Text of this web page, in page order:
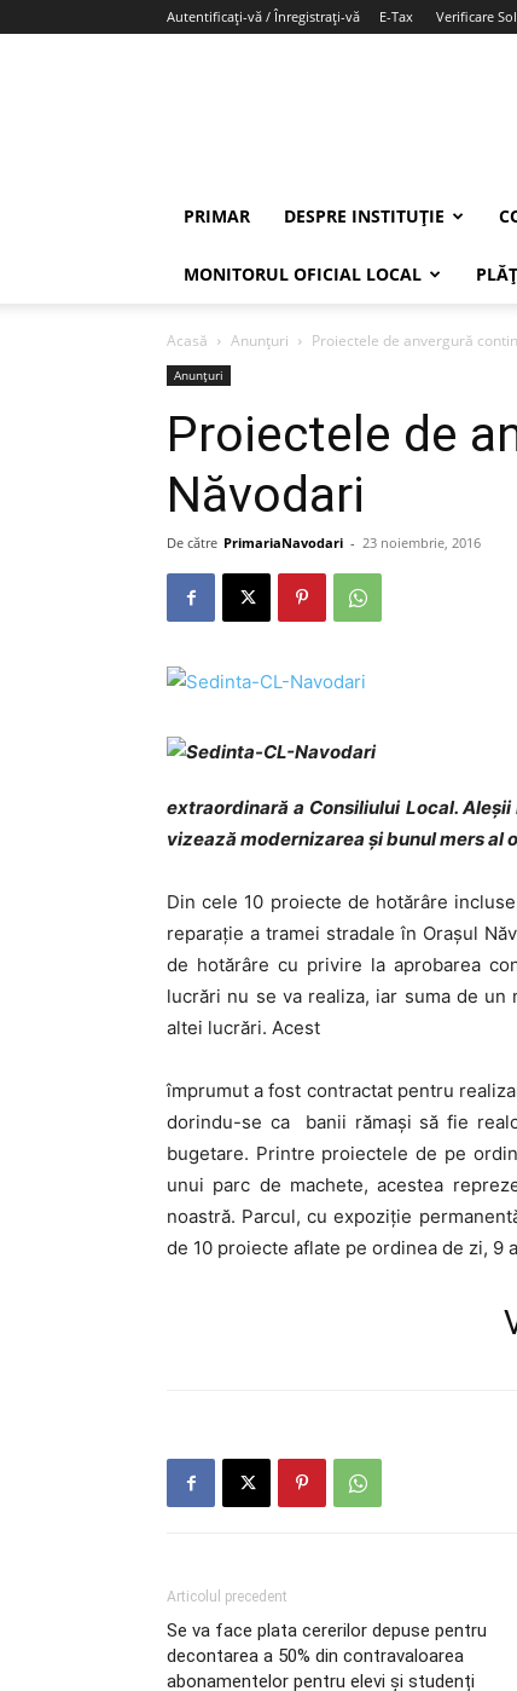
Autentificați-vă / Înregistrați-vă E-Tax Verificare
PRIMAR DESPRE INSTITUȚIE
MONITORUL OFICIAL LOCAL
Acasă Anunțuri Proiectele de anvergură
Anunțuri
Proiectele de
Năvodari
De către PrimariaNavodari - 23 noiembrie, 2016
extraordinară a Consiliului Local.
vizează modernizarea și bunul mers al
Din cele 10 proiecte de hotărâre
reparație a tramei stradale în Orașul
de hotărâre cu privire la aprobarea
lucrări nu se va realiza, iar suma de
altei lucrări. Acest
împrumut a fost contractat pentru
dorindu-se ca banii rămași să fie
bugetare. Printre proiectele de pe
unui parc de machete, acestea
noastră. Parcul, cu expoziție
de 10 proiecte aflate pe ordinea de zi, 9
Articolul precedent
Se va face plata cererilor depuse pentru
decontarea a 50% din contravaloarea
abonamentelor pentru elevi și studenți